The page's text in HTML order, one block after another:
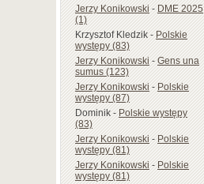
Jerzy Konikowski-DME 2025
(1)
Krzysztof Kledzik-Polskie
występy (83)
Jerzy Konikowski-Gens una
sumus (123)
Jerzy Konikowski-Polskie
występy (87)
Dominik-Polskie występy
(83)
Jerzy Konikowski-Polskie
występy (81)
Jerzy Konikowski-Polskie
występy (81)